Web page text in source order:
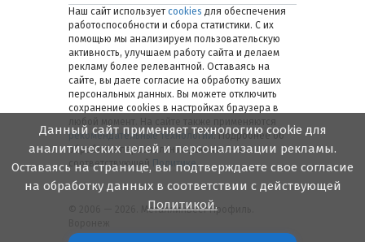
Наш сайт использует cookies для обеспечения
работоспособности и сбора статистики. С их
помощью мы анализируем пользовательскую
активность, улучшаем работу сайта и делаем
рекламу более релевантной. Оставаясь на
сайте, вы даете согласие на обработку ваших
персональных данных. Вы можете отключить
сохранение cookies в настройках браузера в
рекомендательные технологии. Подробнее об
обработке персональных данных — в
соответствующей
Политике.
© 2006 — 2026. Металлинвест Профиль.
Данный сайт применяет технологию cookie для
аналитических целей и персонализации рекламы.
Оставаясь на странице, вы подтверждаете свое согласие
на обработку данных в соответствии с действующей
Политикой.